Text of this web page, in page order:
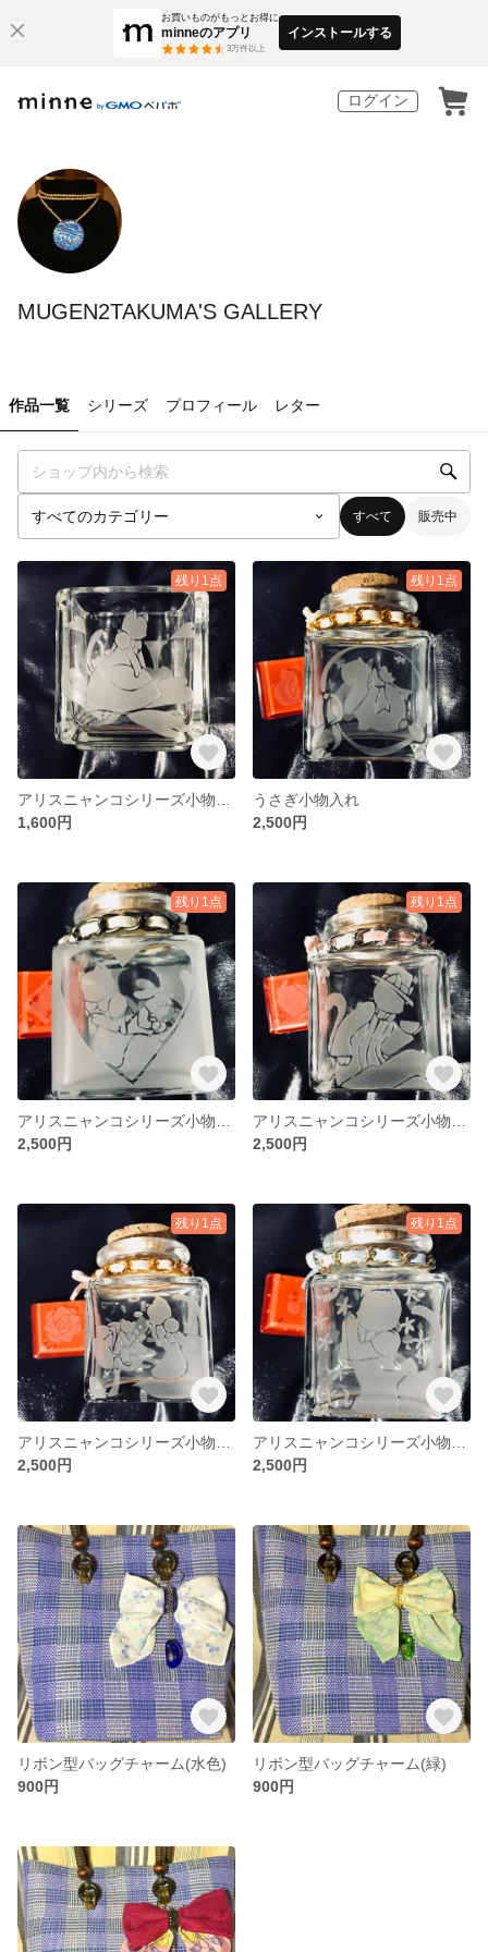
お買いものがもっとお得に
minneのアプリ
3万件以上
インストールする
ログイン
MUGEN2TAKUMA'S GALLERY
作品一覧 シリーズ プロフィール レター
すべて 販売中
残り1点
1,600円
残り1点
うさぎ小物入れ
2,500円
残り1点
2,500円
残り1点
2,500円
残り1点
2,500円
残り1点
2,500円
リボン型バッグチャーム(水色)
900円
リボン型バッグチャーム(緑)
900円